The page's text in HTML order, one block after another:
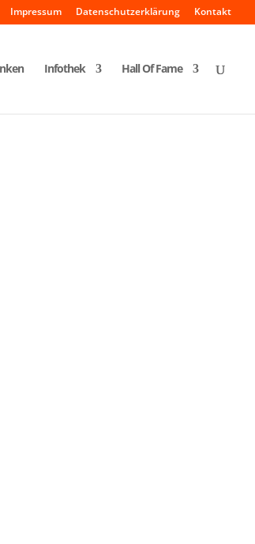
Impressum Datenschutzerklärung Kontakt
Infothek Hall Of Fame